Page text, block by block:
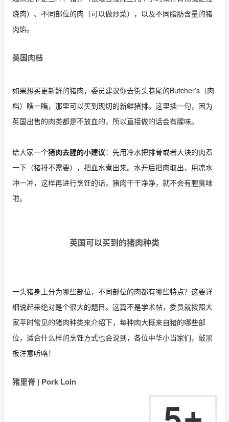
烧肉）、不同部位的肉（可以做炒菜），以及不同脂肪含量的猪
肉馅。
英国肉档
如果想买更新鲜的猪肉，委员建议你去街头巷尾的Butcher’s（肉
档）瞧一瞧，那里可以买到现切的新鲜猪排。这里插一句，因为
英国出售的肉类都是不放血的，所以直接做的话会有腥味。
给大家一个猪肉去腥的小建议：先用冷水把排骨或者大块的肉煮
一下（猪排不需要），把血水煮出来。水开后把肉取出，用凉水
冲一冲，这样再进行烹饪的话，猪肉干干净净，就不会有腥臭味
啦。
英国可以买到的猪肉种类
一头猪身上分为哪些部位，不同部位的肉都有哪些特点？这要详
细说起来绝对是个很大的题目。这篇不是学术帖，委员就按照大
家平时常见的猪肉种类来介绍下，每种肉大概来自猪的哪些部
位，适合什么样的烹饪方式也会说到，各位中华小当家们，敲黑
板注意听咯！
猪里脊 | Pork Loin